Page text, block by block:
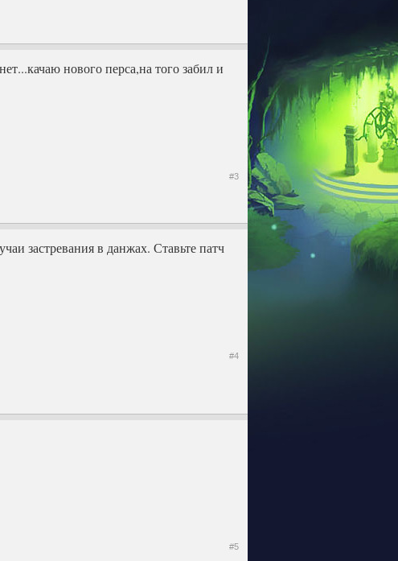
нового перса,на того забил и
#3
застревания в данжах. Ставьте патч
#4
#5